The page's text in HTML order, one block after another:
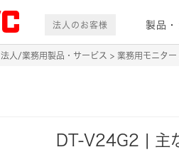
法人のお客様 製品・
法人/業務用製品・サービス 業務用モニター
DT-V24G2 | 主